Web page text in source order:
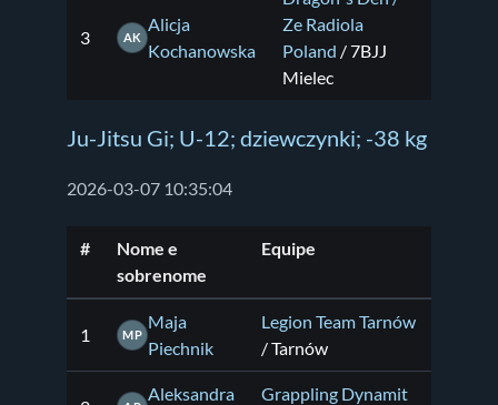
3 AK
Alicja
Kochanowska
Ze Radiola
Poland / 7BJJ
Mielec
Ju-Jitsu Gi; U-12; dziewczynki; -38 kg
2026-03-07 10:35:04
#
Nome e
sobrenome
Equipe
1 MP
Maja
Piechnik
Legion Team Tarnów
/ Tarnów
Aleksandra
Grappling Dynamit